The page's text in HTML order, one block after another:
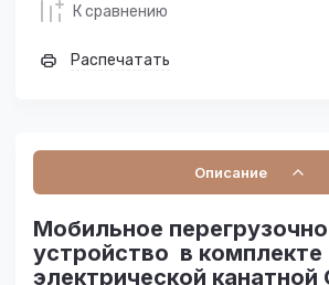
К сравнению
Распечатать
Описание
Мобильное
устройство в комплекте
электрической канатной